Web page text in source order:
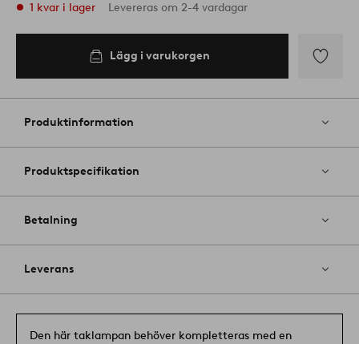
1 kvar i lager Levereras om 2-4 vardagar
Lägg i varukorgen
till
favoriter
Produktinformation
Produktspecifikation
Betalning
Leverans
Den här taklampan behöver kompletteras med en